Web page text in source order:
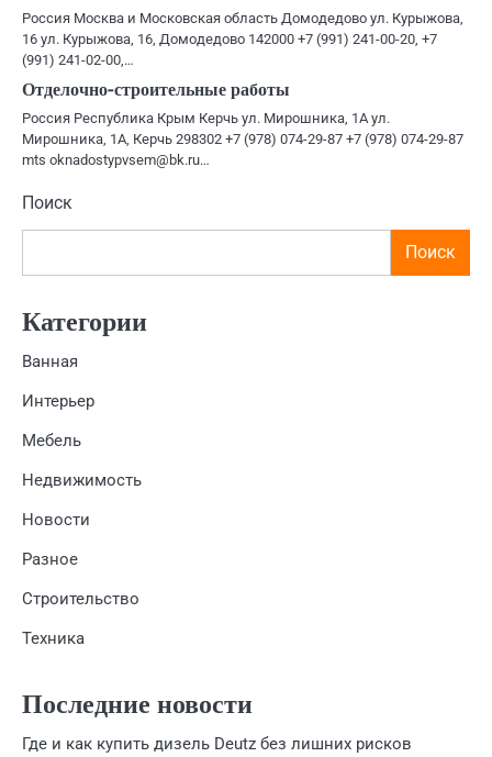
Россия Москва и Московская область Домодедово ул. Курыжова,
16 ул. Курыжова, 16, Домодедово 142000 +7 (991) 241-00-20, +7
(991) 241-02-00,…
Отделочно-строительные работы
Россия Республика Крым Керчь ул. Мирошника, 1А ул.
Мирошника, 1А, Керчь 298302 +7 (978) 074-29-87 +7 (978) 074-29-87
mts oknadostypvsem@bk.ru…
Поиск
Поиск
Категории
Ванная
Интерьер
Мебель
Недвижимость
Новости
Разное
Строительство
Техника
Последние новости
Где и как купить дизель Deutz без лишних рисков